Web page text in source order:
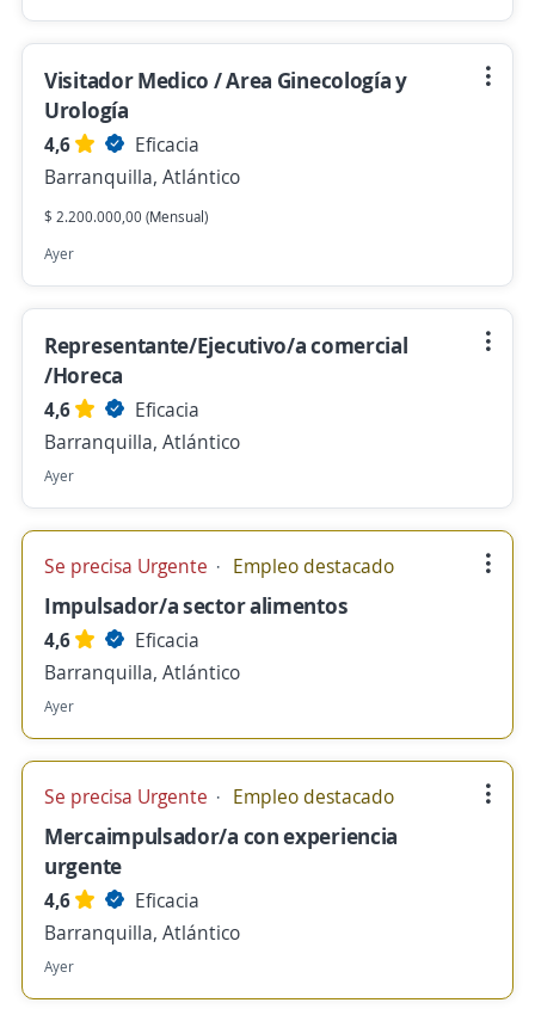
Visitador Medico / Area Ginecología y
Urología
4,6
Eficacia
Barranquilla, Atlántico
$ 2.200.000,00 (Mensual)
Ayer
Representante/Ejecutivo/a comercial
/Horeca
4,6
Eficacia
Barranquilla, Atlántico
Ayer
Se precisa Urgente Empleo destacado
Impulsador/a sector alimentos
4,6
Eficacia
Barranquilla, Atlántico
Ayer
Se precisa Urgente Empleo destacado
Mercaimpulsador/a con experiencia
urgente
4,6
Eficacia
Barranquilla, Atlántico
Ayer